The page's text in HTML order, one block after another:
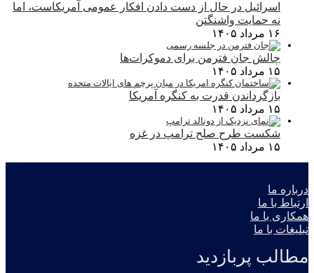
اسرائیل در حال از دست دادن افکار عمومی آمریکاست، اما
نه حمایت واشنگتن
۱۶ مرداد ۱۴۰۵
چالش جان فترمن برای دموکرات‌ها
۱۵ مرداد ۱۴۰۵
بازگرداندن قدرت به کنگره آمریکا
۱۵ مرداد ۱۴۰۵
شکست طرح صلح ترامپ در غزه
۱۵ مرداد ۱۴۰۵
درباره ما
ارتباط با ما
همکاری با ما
تبلیغات با ما
مطالب پربازدید